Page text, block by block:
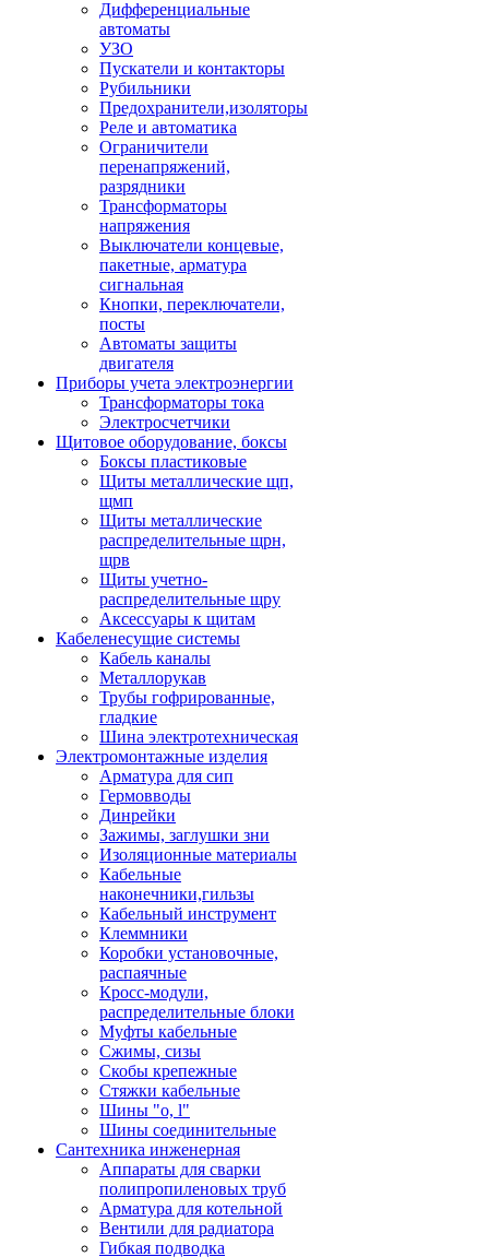
Дифференциальные
автоматы
УЗО
Пускатели и контакторы
Рубильники
Предохранители,изоляторы
Реле и автоматика
Ограничители
перенапряжений,
разрядники
Трансформаторы
напряжения
Выключатели концевые,
пакетные, арматура
сигнальная
Кнопки, переключатели,
посты
Автоматы защиты
двигателя
Приборы учета электроэнергии
Трансформаторы тока
Электросчетчики
Щитовое оборудование, боксы
Боксы пластиковые
Щиты металлические щп,
щмп
Щиты металлические
распределительные щрн,
щрв
Щиты учетно-
распределительные щру
Аксессуары к щитам
Кабеленесущие системы
Кабель каналы
Металлорукав
Трубы гофрированные,
гладкие
Шина электротехническая
Электромонтажные изделия
Арматура для сип
Гермовводы
Динрейки
Зажимы, заглушки зни
Изоляционные материалы
Кабельные
наконечники,гильзы
Кабельный инструмент
Клеммники
Коробки установочные,
распаячные
Кросс-модули,
распределительные блоки
Муфты кабельные
Сжимы, сизы
Скобы крепежные
Стяжки кабельные
Шины "o, l"
Шины соединительные
Сантехника инженерная
Аппараты для сварки
полипропиленовых труб
Арматура для котельной
Вентили для радиатора
Гибкая подводка